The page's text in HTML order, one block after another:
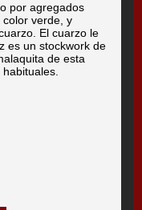
por agregados
verde, y
El cuarzo le
es un stockwork de
de esta